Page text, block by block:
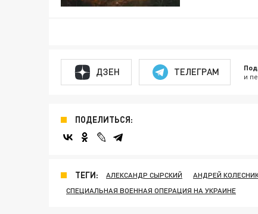
ДЗЕН ТЕЛЕГРАМ и
ПОДЕЛИТЬСЯ:
ТЕГИ: АЛЕКСАНДР СЫРСКИЙ АНДРЕЙ
СПЕЦИАЛЬНАЯ ВОЕННАЯ ОПЕРАЦИЯ НА УКРАИНЕ